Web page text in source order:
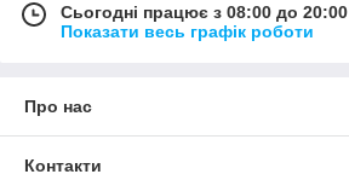
Сьогодні працює з 08:00 до 20:00
Показати весь графік роботи
Про нас
Контакти